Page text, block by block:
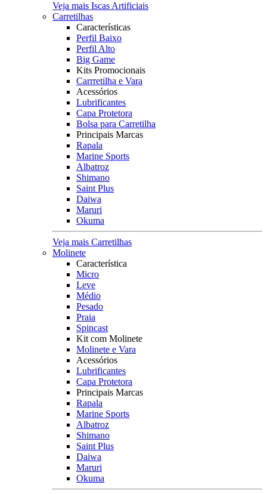
Veja mais Iscas Artificiais
Carretilhas
Características
Perfil Baixo
Perfil Alto
Big Game
Kits Promocionais
Carrretilha e Vara
Acessórios
Lubrificantes
Capa Protetora
Bolsa para Carretilha
Principais Marcas
Rapala
Marine Sports
Albatroz
Shimano
Saint Plus
Daiwa
Maruri
Okuma
Veja mais Carretilhas
Molinete
Característica
Micro
Leve
Médio
Pesado
Praia
Spincast
Kit com Molinete
Molinete e Vara
Acessórios
Lubrificantes
Capa Protetora
Principais Marcas
Rapala
Marine Sports
Albatroz
Shimano
Saint Plus
Daiwa
Maruri
Okuma